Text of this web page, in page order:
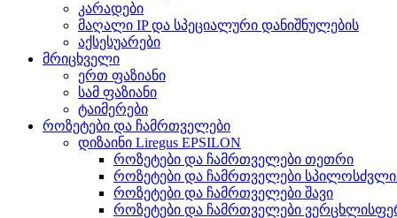
კარადები
მაღალი IP და სპეციალური დანიშნულების
აქსესუარები
მრიცხველი
ერთ ფაზიანი
სამ ფაზიანი
ტაიმერები
როზეტები და ჩამრთველები
დიზაინი Liregus EPSILON
როზეტები და ჩამრთველები თეთრი
როზეტები და ჩამრთველები
როზეტები და ჩამრთველები შავი
როზეტები და ჩამრთველები